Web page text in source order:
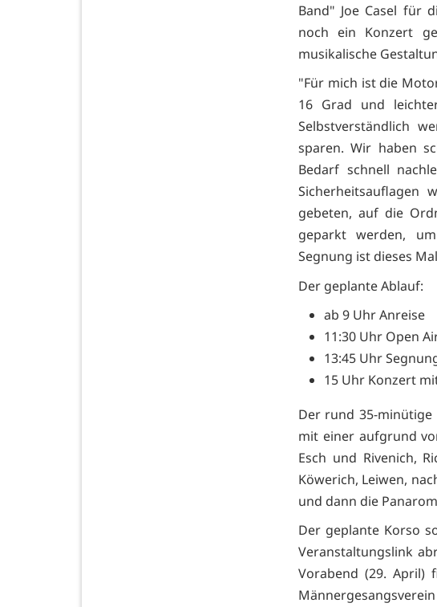
Band" Joe Casel für
noch ein Konzert
musikalische
"Für mich ist die
16 Grad und
Selbstverständlich
sparen. Wir haben
Bedarf schnell
Sicherheitsauflagen
gebeten, auf die
geparkt werden,
Segnung ist dieses
Der geplante Ablauf:
ab 9 Uhr Anreise
11:30 Uhr Open
13:45 Uhr
15 Uhr Konzert
Der rund 35-
mit einer aufgrund
Esch und Rivenich,
Köwerich, Leiwen,
und dann die
Der geplante Korso
Veranstaltungslink
Vorabend (29. April)